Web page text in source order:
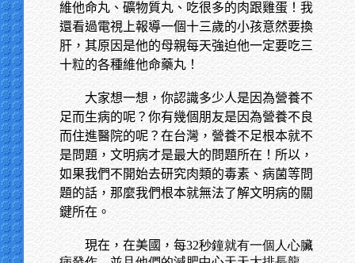
維他命丸、礦物質丸、吃很多的肉跟雞蛋！我
還看過電視上報導一個十三歲的小孩意然要換
肝，其原因是他的母親每天強迫他一定要吃三
十粒的各種維他命藥丸！
大家想一想，你認識多少人是因為營養不
足而生病的呢？你有幾個朋友是因為營養不良
而住進醫院的呢？在台灣，營養不足根本就不
是問題，文明病才是最大的問題所在！所以，
如果我們不開始去研究肉類的毒素、病菌等問
題的話，那麼我們根本就無法了解文明病的關
鍵所在。
現在，在美國，每32秒鐘就有一個人心臟